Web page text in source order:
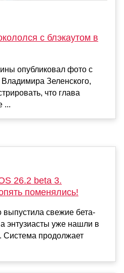
с блэкаутом в
опубликовал фото с
Зеленского,
что глава
...
26.2 beta 3.
поменялись!
выпустила свежие бета-
энтузиасты уже нашли в
Система продолжает